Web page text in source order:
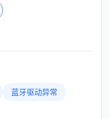
蓝牙驱动异常